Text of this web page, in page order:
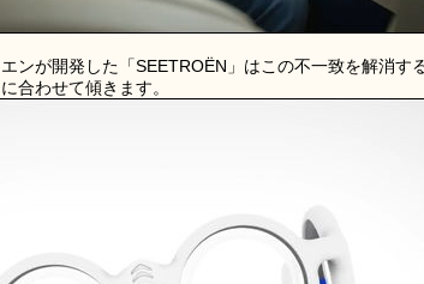
ンが開発した「SEETROËN」はこの不一致を解消す
合わせて傾きます。